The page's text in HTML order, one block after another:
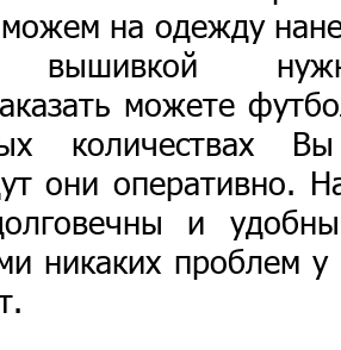
на одежду
вышивкой
можете
количествах
они оперативно.
и
никаких проблем у